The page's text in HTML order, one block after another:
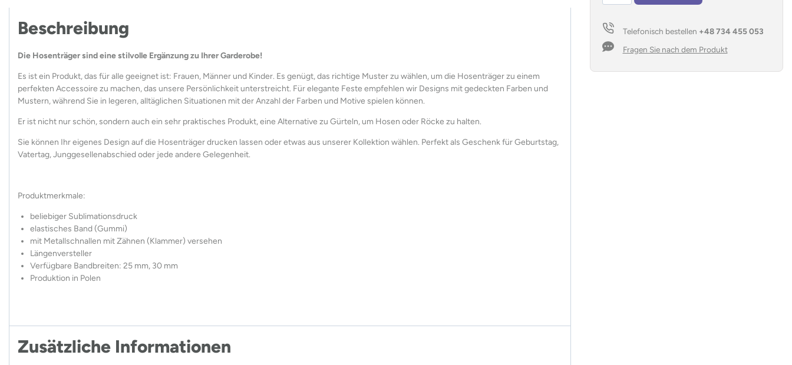
Aufdruck
MengeTelefonisch bestellen +48 734 455 053
Fragen Sie nach dem Produkt
Beschreibung
Die Hosenträger sind eine stilvolle Ergänzung zu Ihrer Garderobe!
Es ist ein Produkt, das für alle geeignet ist: Frauen, Männer und Kinder. Es genügt, das richtige Muster zu wählen, um die Hosenträger zu einem
perfekten Accessoire zu machen, das unsere Persönlichkeit unterstreicht. Für elegante Feste empfehlen wir Designs mit gedeckten Farben und
Mustern, während Sie in legeren, alltäglichen Situationen mit der Anzahl der Farben und Motive spielen können.
Er ist nicht nur schön, sondern auch ein sehr praktisches Produkt, eine Alternative zu Gürteln, um Hosen oder Röcke zu halten.
Sie können Ihr eigenes Design auf die Hosenträger drucken lassen oder etwas aus unserer Kollektion wählen. Perfekt als Geschenk für Geburtstag,
Vatertag, Junggesellenabschied oder jede andere Gelegenheit.
Produktmerkmale:
beliebiger Sublimationsdruck
elastisches Band (Gummi)
mit Metallschnallen mit Zähnen (Klammer) versehen
Längenversteller
Verfügbare Bandbreiten: 25 mm, 30 mm
Produktion in Polen
Zusätzliche Informationen